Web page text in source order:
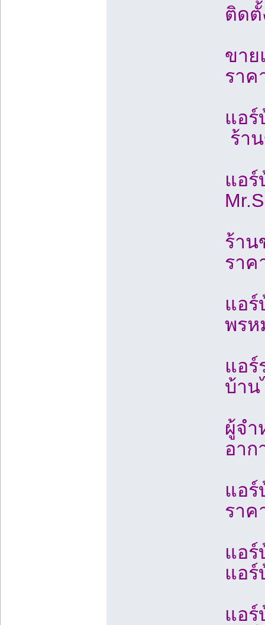
ติดตั้
ขาย
ราค
แอร์
ร้า
แอร์
ร้าน
ราค
แอร์
พรห
แอร์
บ้าน
ผู้จำ
อาก
แอร์
ราค
แอ
แอ
แอร์